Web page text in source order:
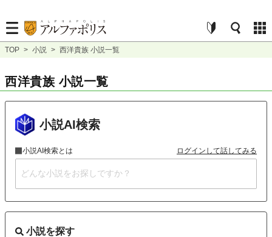
TOP > 小説 > 西洋貴族 小説一覧
西洋貴族 小説一覧
小説AI検索
小説AI検索とは ログインして話してみる
小説を探す